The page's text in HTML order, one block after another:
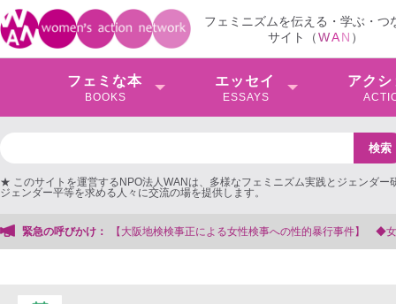
フェミニズムを伝える・学ぶ・つ
サイト（WAN ）
フェミな本
BOOKS
エッセイ
ESSAYS
アクシ
★ このサイトを運営するNPO法人WANは、多様なフェミニズム実践とジェンダー
ジェンダー平等を求める人々に交流の場を提供します。
緊急の呼びかけ：
正による女性検事への性的暴行事件】 ◆女性検事を支援する会事務局